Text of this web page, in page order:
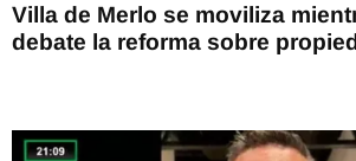
Villa de Merlo se moviliza
debate la reforma sobre